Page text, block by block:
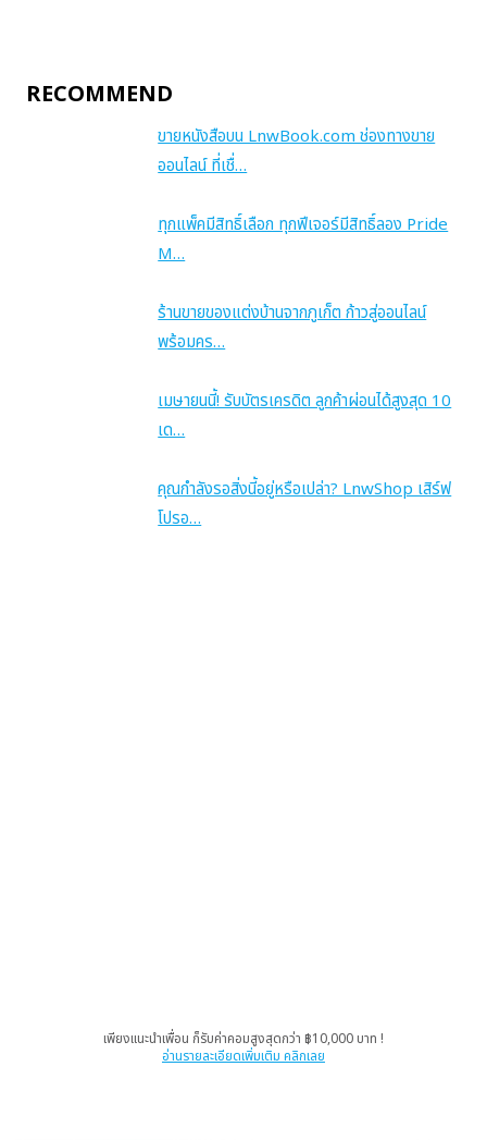
RECOMMEND
ขายหนังสือบน LnwBook.com ช่องทางขาย
ออนไลน์ ที่เชื่…
ทุกแพ็คมีสิทธิ์เลือก ทุกฟีเจอร์มีสิทธิ์ลอง Pride
M…
ร้านขายของแต่งบ้านจากภูเก็ต ก้าวสู่ออนไลน์
พร้อมคร…
เมษายนนี้! รับบัตรเครดิต ลูกค้าผ่อนได้สูงสุด 10
เด…
คุณกำลังรอสิ่งนี้อยู่หรือเปล่า? LnwShop เสิร์ฟ
โปรอ…
เพียงแนะนำเพื่อน ก็รับค่าคอมสูงสุดกว่า ฿10,000 บาท !
อ่านรายละเอียดเพิ่มเติม คลิกเลย